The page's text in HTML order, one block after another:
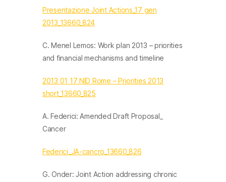
Presentazione Joint Actions_17 gen
2013_13660_824
C. Menel Lemos: Work plan 2013 – priorities
and financial mechanisms and timeline
2013 01 17 NID Rome – Priorities 2013
short_13660_825
A. Federici: Amended Draft Proposal_
Cancer
Federici_JA-cancro_13660_826
G. Onder: Joint Action addressing chronic